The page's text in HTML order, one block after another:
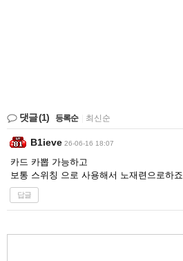
댓글(1) 등록순 최신순
B1ieve 26-06-16 18:07
카드 카뽑 가능하고
보통 스위칭 으로 사용해서 노재련으로하죠
답글